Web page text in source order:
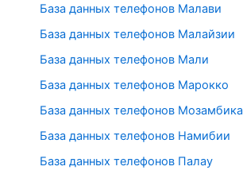
База данных телефонов Малави
База данных телефонов Малайзии
База данных телефонов Мали
База данных телефонов Марокко
База данных телефонов Мозамбика
База данных телефонов Намибии
База данных телефонов Палау